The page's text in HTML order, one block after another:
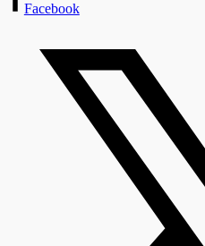
Facebook